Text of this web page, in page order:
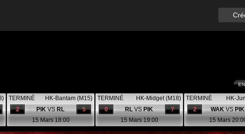
TERMINÉ
HK-Bantam (M15)
5
2 PIKVSRL
15 Mars 18:00
TERMINÉ
HK-Midget (M18)
7
0 RLVSPIK
15 Mars 19:00
TERMINÉ
HK-
2 WAKVSPIK
15 Mars